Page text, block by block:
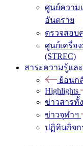
ศูนย์ความ
อันตราย
ตรวจสอบ
ศูนย์เครื่อ
(STREC)
สาระความรู้แล
ย้อนก
Highlights
ข่าวสารทั้
ข่าวจุฬาฯ
ปฏิทินกิจก